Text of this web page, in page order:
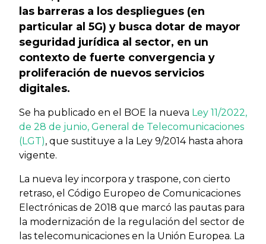
las barreras a los despliegues (en
particular al 5G) y busca dotar de mayor
seguridad jurídica al sector, en un
contexto de fuerte convergencia y
proliferación de nuevos servicios
digitales.
Se ha publicado en el BOE la nueva Ley 11/2022,
de 28 de junio, General de Telecomunicaciones
(LGT), que sustituye a la Ley 9/2014 hasta ahora
vigente.
La nueva ley incorpora y traspone, con cierto
retraso, el Código Europeo de Comunicaciones
Electrónicas de 2018 que marcó las pautas para
la modernización de la regulación del sector de
las telecomunicaciones en la Unión Europea. La